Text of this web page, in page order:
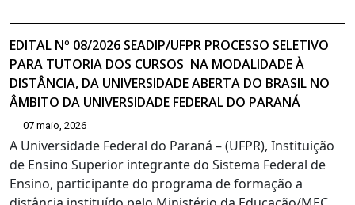
EDITAL Nº 08/2026 SEADIP/UFPR PROCESSO SELETIVO
PARA TUTORIA DOS CURSOS NA MODALIDADE À
DISTÂNCIA, DA UNIVERSIDADE ABERTA DO BRASIL NO
ÂMBITO DA UNIVERSIDADE FEDERAL DO PARANÁ
07 maio, 2026
A Universidade Federal do Paraná – (UFPR), Instituição
de Ensino Superior integrante do Sistema Federal de
Ensino, participante do programa de formação a